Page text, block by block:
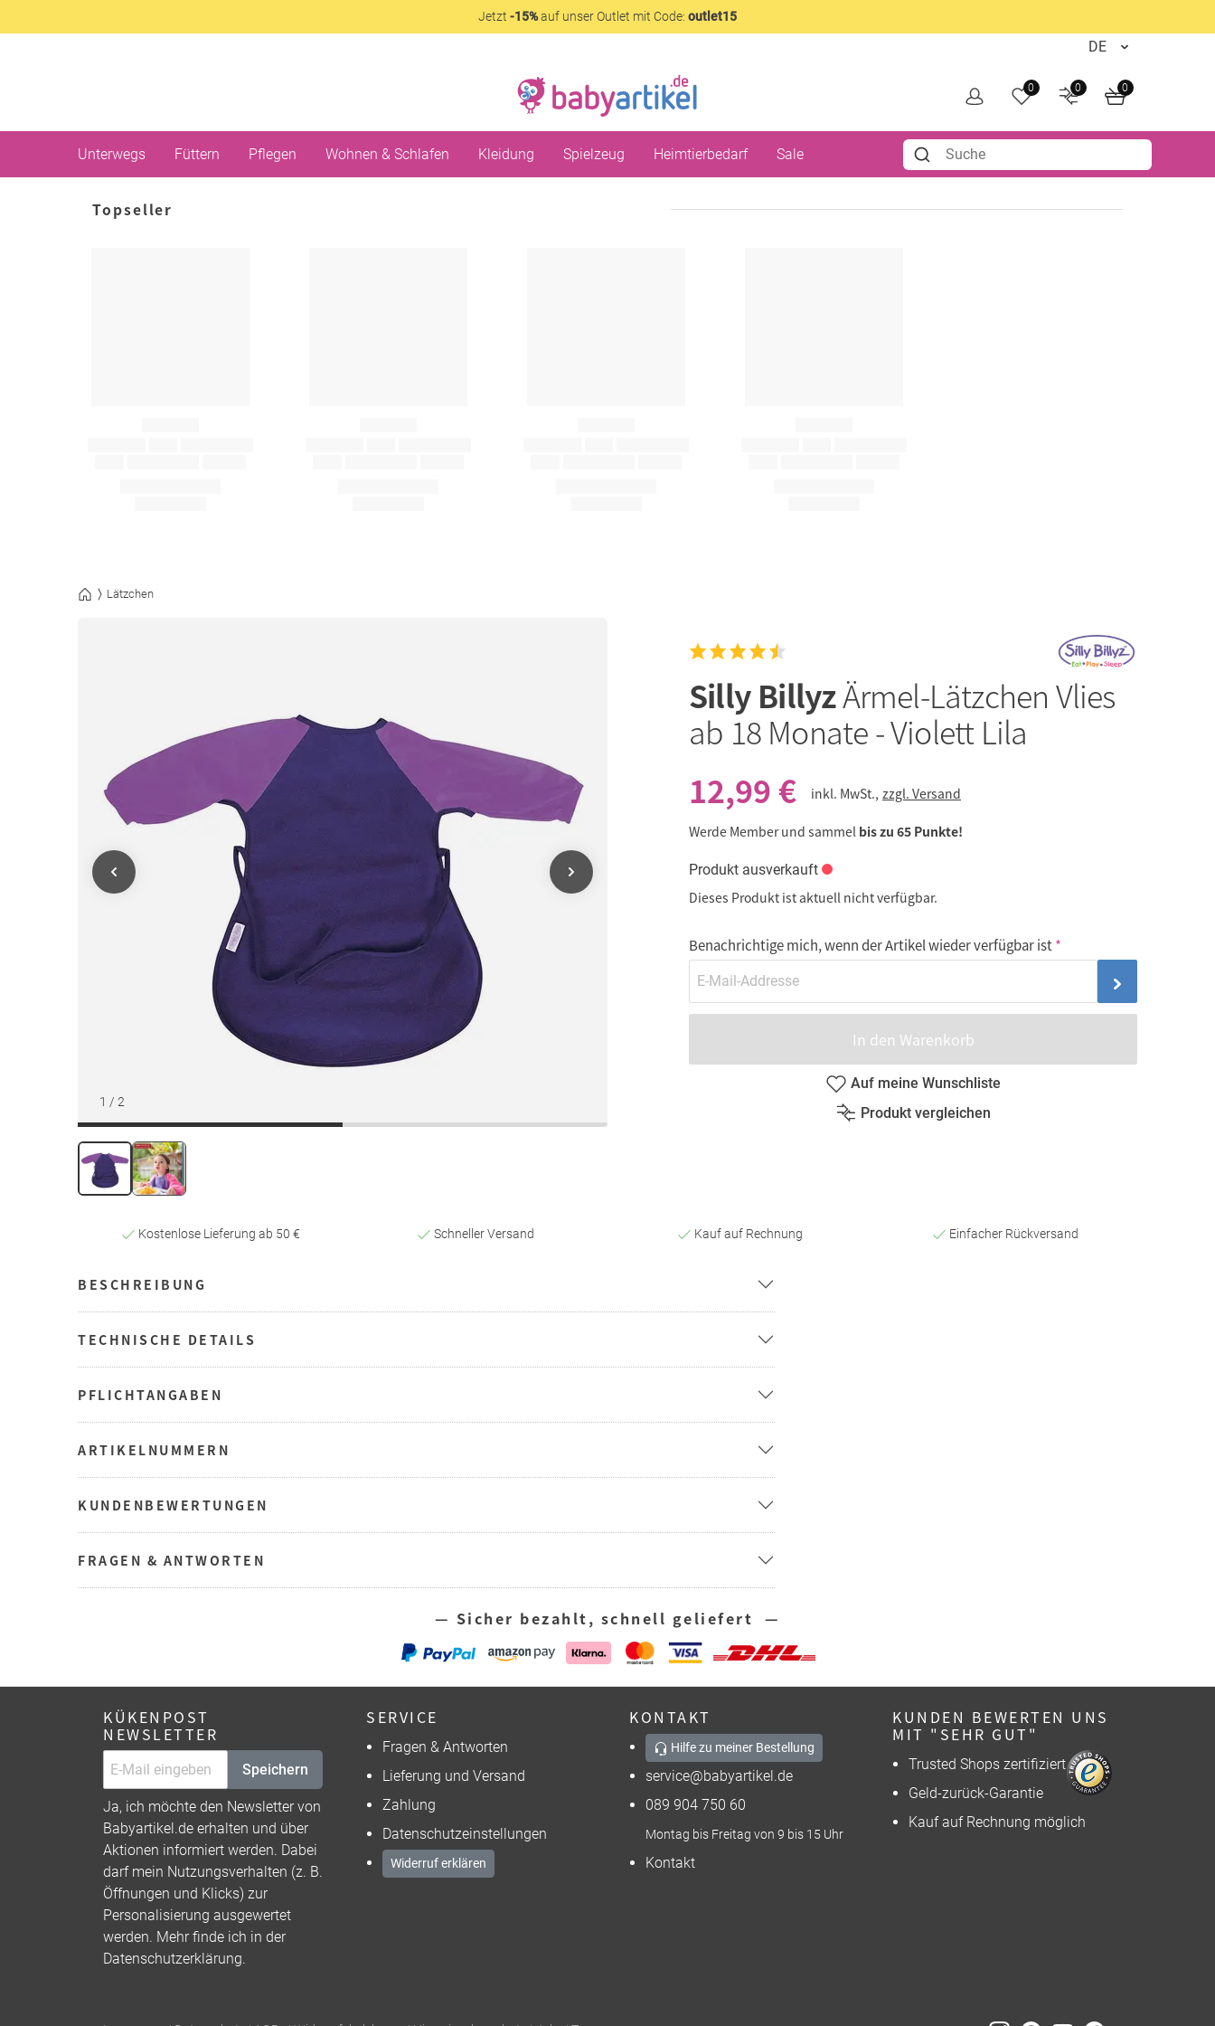
Jetzt -15%auf unser Outlet mit Code: outlet15
0 0 0
Unterwegs Füttern Pflegen Wohnen & Schlafen Kleidung Spielzeug Heimtierbedarf Sale
Topseller
Lätzchen
1 / 2
Silly BillyzÄrmel-Lätzchen Vlies
ab 18 Monate - Violett Lila
12,99 €
inkl. MwSt., zzgl. Versand
Werde Member und sammel bis zu 65 Punkte!
Produkt ausverkauft
Dieses Produkt ist aktuell nicht verfügbar.
Benachrichtige mich, wenn der Artikel wieder verfügbar ist
In den Warenkorb
Auf meine Wunschliste
Produkt vergleichen
Kostenlose Lieferung ab 50 € Schneller Versand Kauf auf Rechnung Einfacher Rückversand
BESCHREIBUNG
TECHNISCHE DETAILS
PFLICHTANGABEN
ARTIKELNUMMERN
KUNDENBEWERTUNGEN
FRAGEN & ANTWORTEN
— Sicher bezahlt, schnell geliefert —
KÜKENPOST
NEWSLETTER
Speichern
Ja, ich möchte den Newsletter von
Babyartikel.de erhalten und über
Aktionen informiert werden. Dabei
darf mein Nutzungsverhalten (z. B.
Öffnungen und Klicks) zur
Personalisierung ausgewertet
werden. Mehr finde ich in der
Datenschutzerklärung.
SERVICE
Fragen & Antworten
Lieferung und Versand
Zahlung
Datenschutzeinstellungen
Widerruf erklären
KONTAKT
Hilfe zu meiner Bestellung
service@babyartikel.de
089 904 750 60
Montag bis Freitag von 9 bis 15 Uhr
Kontakt
KUNDEN BEWERTEN UNS
MIT "SEHR GUT"
Trusted Shops zertifiziert
Geld-zurück-Garantie
Kauf auf Rechnung möglich